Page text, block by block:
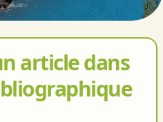
article dans